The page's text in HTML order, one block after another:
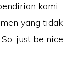
kami.
yang tidak
just be nice